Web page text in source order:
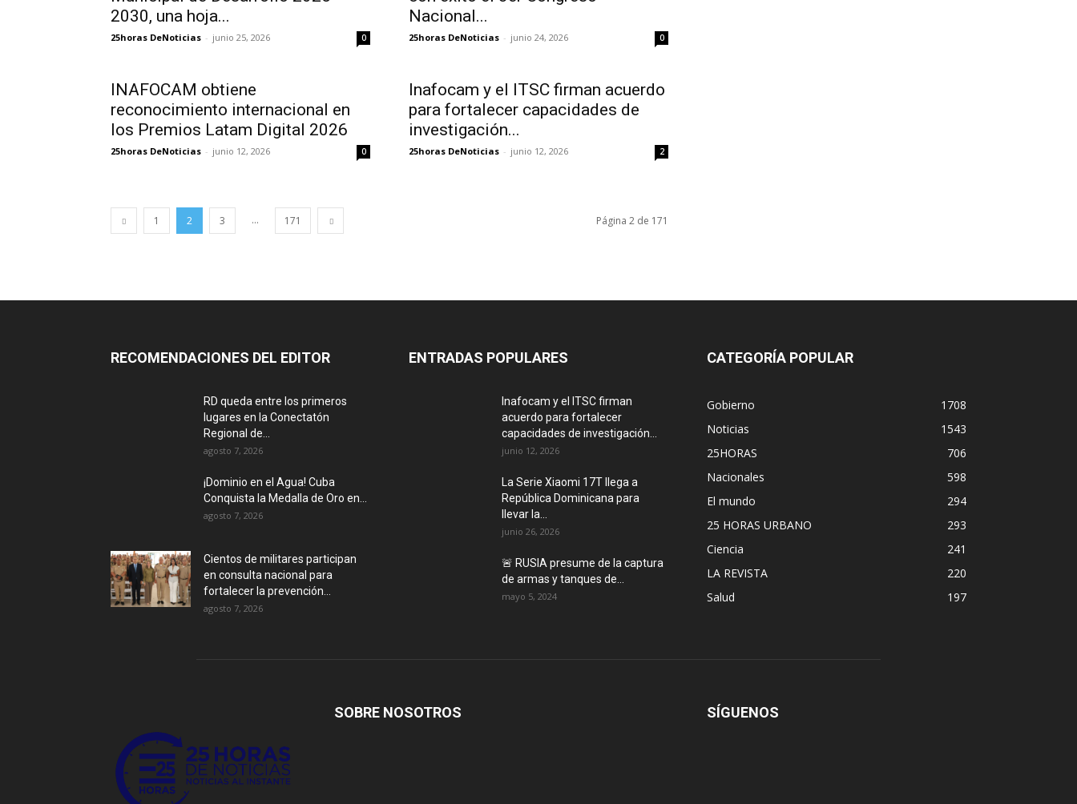
2030, una hoja...
25horas DeNoticias - junio 25, 2026 0
Nacional...
25horas DeNoticias - junio 24, 2026 0
INAFOCAM obtiene
reconocimiento internacional en
los Premios Latam Digital 2026
25horas DeNoticias - junio 12, 2026 0
Inafocam y el ITSC firman acuerdo
para fortalecer capacidades de
investigación...
25horas DeNoticias - junio 12, 2026 2
1 2 3 ... 171 Página 2 de 171
RECOMENDACIONES DEL EDITOR
RD queda entre los primeros
lugares en la Conectatón
Regional de...
agosto 7, 2026
¡Dominio en el Agua! Cuba
Conquista la Medalla de Oro en...
agosto 7, 2026
Cientos de militares participan
en consulta nacional para
fortalecer la prevención...
agosto 7, 2026
ENTRADAS POPULARES
Inafocam y el ITSC firman
acuerdo para fortalecer
capacidades de investigación...
junio 12, 2026
La Serie Xiaomi 17T llega a
República Dominicana para
llevar la...
junio 26, 2026
🚨 RUSIA presume de la captura
de armas y tanques de...
mayo 5, 2024
CATEGORÍA POPULAR
Gobierno
1708
Noticias
1543
25HORAS
706
Nacionales
598
El mundo
294
25 HORAS URBANO
293
Ciencia
241
LA REVISTA
220
Salud
197
SOBRE NOSOTROS SÍGUENOS